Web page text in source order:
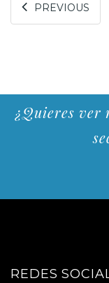
PREVIOUS
¿Quieres ver
REDES